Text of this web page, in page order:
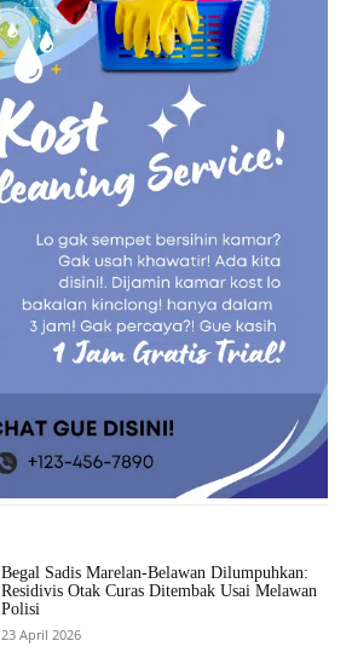
Begal Sadis Marelan-Belawan Dilumpuhkan:
Residivis Otak Curas Ditembak Usai Melawan
Polisi
23 April 2026